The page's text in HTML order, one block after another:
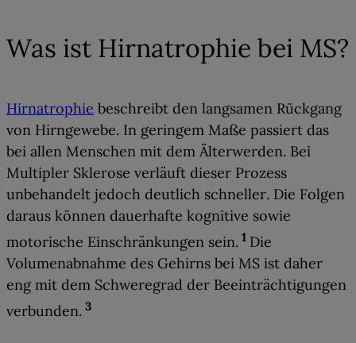
Was ist Hirnatrophie bei MS?
Hirnatrophie beschreibt den langsamen Rückgang
von Hirngewebe. In geringem Maße passiert das
bei allen Menschen mit dem Älterwerden. Bei
Multipler Sklerose verläuft dieser Prozess
unbehandelt jedoch deutlich schneller. Die Folgen
daraus können dauerhafte kognitive sowie
motorische Einschränkungen sein. 1 Die
Volumenabnahme des Gehirns bei MS ist daher
eng mit dem Schweregrad der Beeinträchtigungen
verbunden. 3